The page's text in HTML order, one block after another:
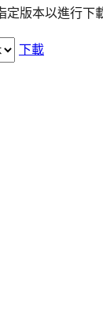
定版本以進行下
下載